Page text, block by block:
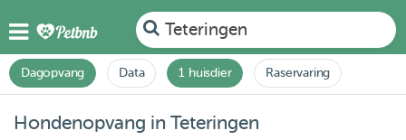
Teteringen
Dagopvang Data 1 huisdier Raservaring
Hondenopvang in Teteringen